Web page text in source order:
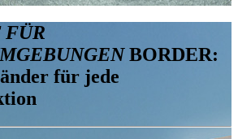
FÜR
BORDER:
für jede